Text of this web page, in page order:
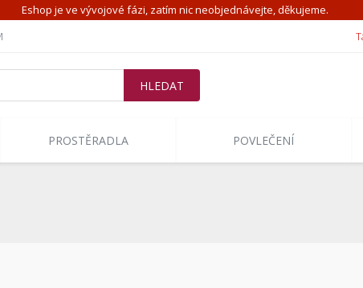
Eshop je ve vývojové fázi, zatím nic neobjednávejte, děkujeme.
PROSTĚRADLA POVLEČENÍ